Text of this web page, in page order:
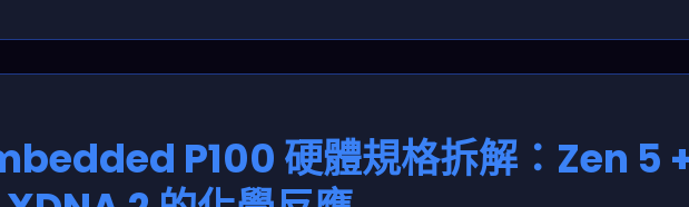
P100 硬體規格拆解：Zen 5